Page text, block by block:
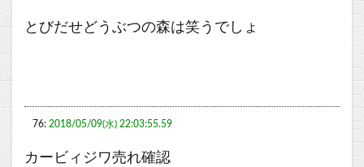
とびだせどうぶつの森は笑うでしょ
76: 2018/05/09(水) 22:03:55.59
カービィジワ売れ確認